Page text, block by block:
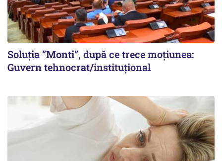
Soluția ”Monti”, după ce trece moțiunea:
Guvern tehnocrat/instituțional